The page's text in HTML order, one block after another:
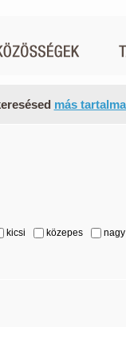
más
kicsi közepes nagy